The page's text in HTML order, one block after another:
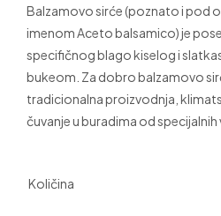
Balzamovo sirće (poznato i pod
imenom Aceto balsamico) je
specifičnog blago kiselog i
bukeom. Za dobro balzamovo
tradicionalna proizvodnja,
čuvanje u buradima od specijalnih
Količina